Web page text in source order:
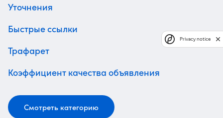
Уточнения
Быстрые ссылки
Трафарет
Коэффициент качества объявления
Смотреть категорию
Privacy notice